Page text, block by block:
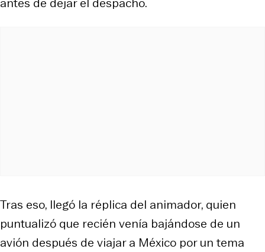
Tras eso, llegó la réplica del animador, quien
puntualizó que recién venía bajándose de un
avión después de viajar a México por un tema